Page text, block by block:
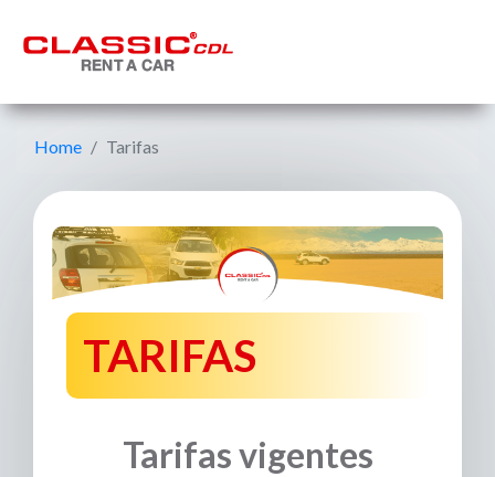
Home Tarifas
TARIFAS
Tarifas vigentes